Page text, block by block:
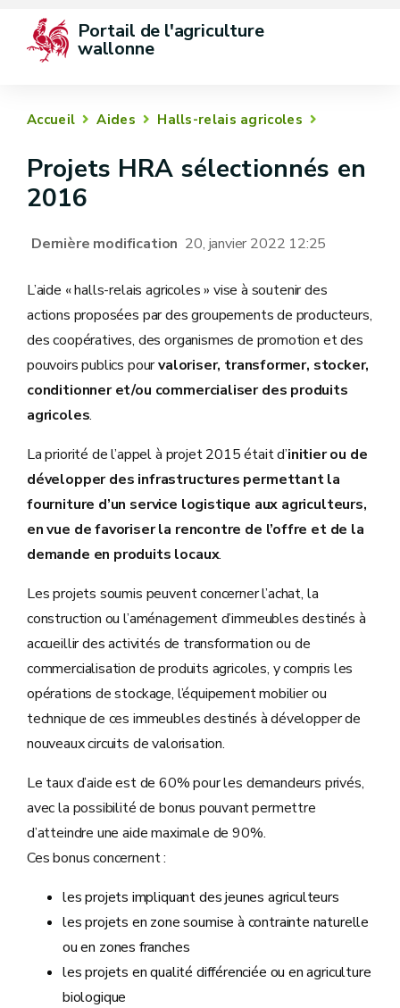
Portail de l'agriculture
wallonne
Accueil Aides Halls-relais agricoles
Projets HRA sélectionnés en
2016
Dernière modification 20, janvier 2022 12:25
L’aide « halls-relais agricoles » vise à soutenir des
actions proposées par des groupements de producteurs,
des coopératives, des organismes de promotion et des
pouvoirs publics pourvaloriser, transformer, stocker,
conditionner et/ou commercialiser des produits
agricoles.
La priorité de l’appel à projet 2015 était d’initier ou de
développer des infrastructures permettant la
fourniture d’un service logistique aux agriculteurs,
en vue de favoriser la rencontre de l’offre et de la
demande en produits locaux.
Les projets soumis peuvent concerner l’achat, la
construction ou l’aménagement d’immeubles destinés à
accueillir des activités de transformation ou de
commercialisation de produits agricoles, y compris les
opérations de stockage, l’équipement mobilier ou
technique de ces immeubles destinés à développer de
nouveaux circuits de valorisation.
Le taux d’aide est de 60% pour les demandeurs privés,
avec la possibilité de bonus pouvant permettre
d’atteindre une aide maximale de 90%.
Ces bonus concernent :
les projets impliquant des jeunes agriculteurs
les projets en zone soumise à contrainte naturelle
ou en zones franches
les projets en qualité différenciée ou en agriculture
biologique